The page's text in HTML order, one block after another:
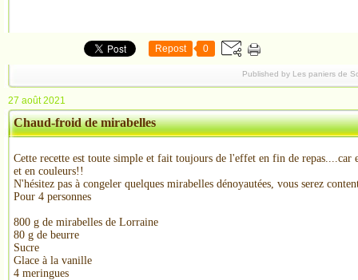
Repost 0
Published by Les paniers de
27 août 2021
Chaud-froid de mirabelles
Cette recette est toute simple et fait toujours de l'effet en fin de repas....car
et en couleurs!!
N'hésitez pas à congeler quelques mirabelles dénoyautées, vous serez
Pour 4 personnes
800 g de mirabelles de Lorraine
80 g de beurre
Sucre
Glace à la vanille
4 meringues